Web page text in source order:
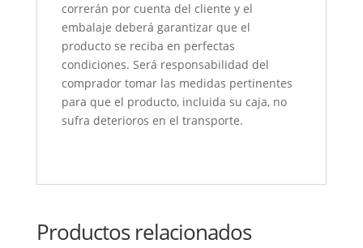
correrán por cuenta del cliente y el
embalaje deberá garantizar que el
producto se reciba en perfectas
condiciones. Será responsabilidad del
comprador tomar las medidas pertinentes
para que el producto, incluida su caja, no
sufra deterioros en el transporte.
Productos relacionados